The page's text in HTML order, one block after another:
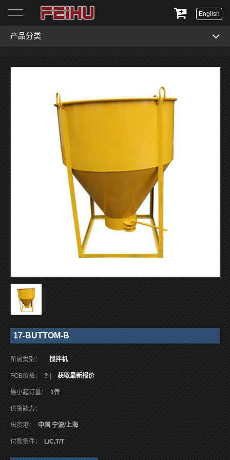
English
产品分类
17-BUTTOM-B
所属类别： 搅拌机
FOB价格： ? | 获取最新报价
最小起订量： 1件
供货能力：
出货港： 中国 宁波/上海
付款条件： L/C,T/T
首页
关于我们
服务与支持